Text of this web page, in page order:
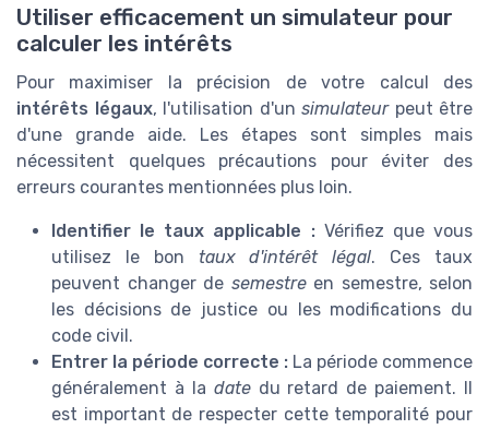
Utiliser efficacement un simulateur pour
calculer les intérêts
Pour maximiser la précision de votre calcul des
intérêts légaux, l'utilisation d'un simulateurpeut être
d'une grande aide. Les étapes sont simples mais
nécessitent quelques précautions pour éviter des
erreurs courantes mentionnées plus loin.
Identifier le taux applicable :Vérifiez que vous
utilisez le bon taux d'intérêt légal. Ces taux
peuvent changer de semestreen semestre, selon
les décisions de justice ou les modifications du
code civil.
Entrer la période correcte : La période commence
généralement à la datedu retard de paiement. Il
est important de respecter cette temporalité pour